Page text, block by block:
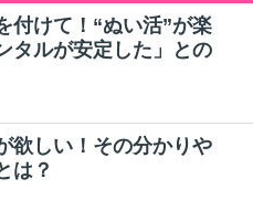
付けて！“ぬい活”が楽
タルが安定した」との
欲しい！その分かりや
は？